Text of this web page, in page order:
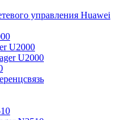
управления Huawei
U2000
U2000